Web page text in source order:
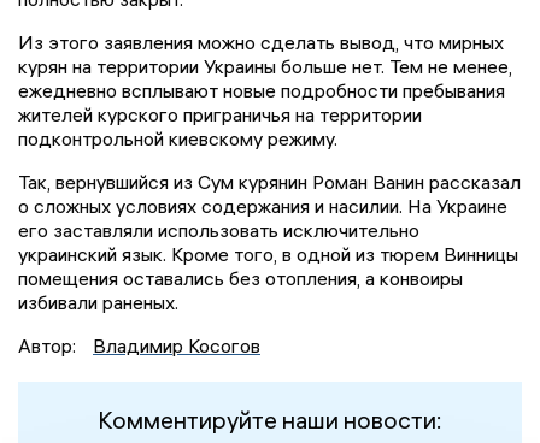
Из этого заявления можно сделать вывод, что мирных
курян на территории Украины больше нет. Тем не менее,
ежедневно всплывают новые подробности пребывания
жителей курского приграничья на территории
подконтрольной киевскому режиму.
Так, вернувшийся из Сум курянин Роман Ванин рассказал
о сложных условиях содержания и насилии. На Украине
его заставляли использовать исключительно
украинский язык. Кроме того, в одной из тюрем Винницы
помещения оставались без отопления, а конвоиры
избивали раненых.
Автор:
Владимир Косогов
Комментируйте наши новости: